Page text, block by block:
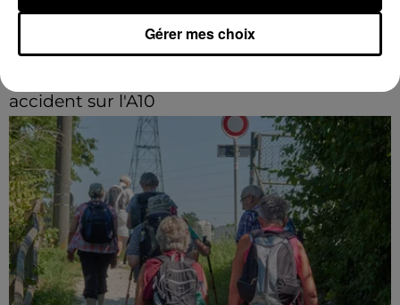
accident sur l'A10
Gérer mes choix